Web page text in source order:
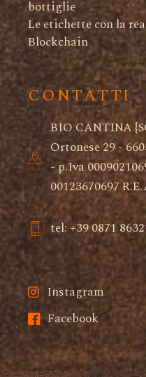
bottiglie
Le etichette con la
Blockchain
CONTATTI
BIO CANTINA
Ortonese 29 -
- p.Iva
00123670697
tel: +39 0871
Instagram
Facebook